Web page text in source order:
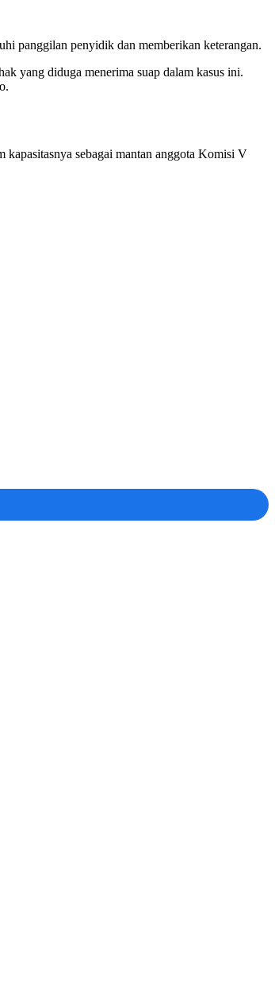
panggilan penyidik dan memberikan keterangan.
yang diduga menerima suap dalam kasus ini.
kapasitasnya sebagai mantan anggota Komisi V